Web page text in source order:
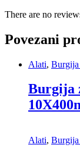
There are no
Povezani
Alati, Burgija
Burgija
Alati, Burgija